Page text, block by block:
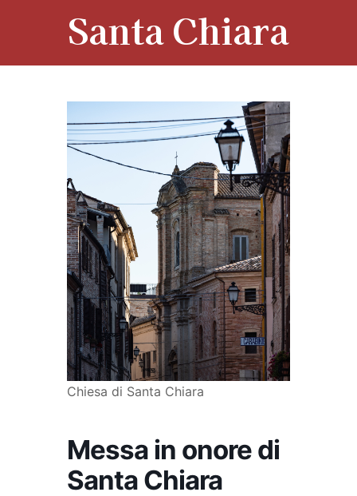
Santa Chiara
Chiesa di Santa Chiara
Messa in onore di
Santa Chiara